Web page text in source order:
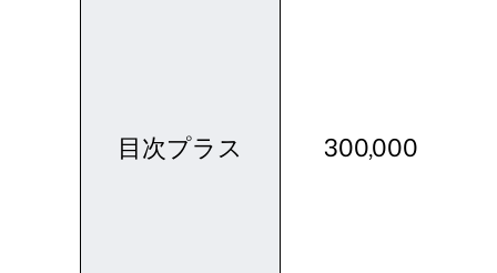
目次プラス 300,000+